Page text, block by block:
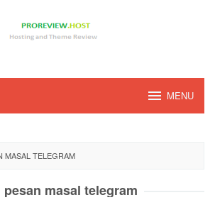
MENU
MASAL TELEGRAM
pesan masal telegram